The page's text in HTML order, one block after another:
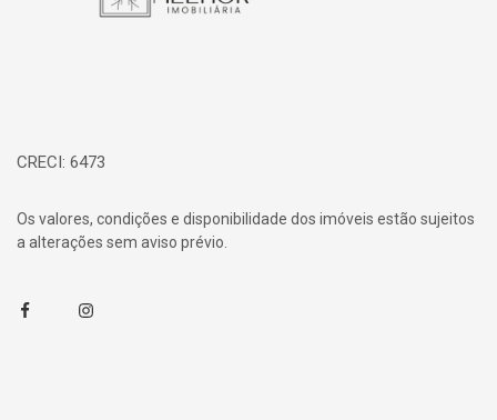
CRECI: 6473
Os valores, condições e disponibilidade dos imóveis estão sujeitos
a alterações sem aviso prévio.
FacebookInstagram